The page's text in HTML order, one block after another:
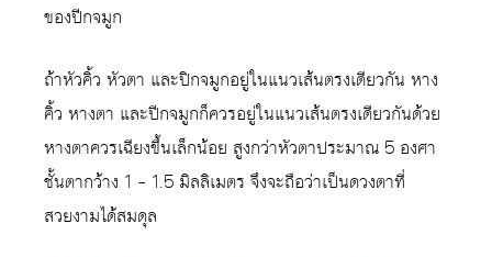
ของปีกจมูก
ถ้าหัวคิ้ว หัวตา และปิกจมูกอยู่ในแนวเส้นตรงเดียวกัน หาง
คิ้ว หางตา และปีกจมูกก็ควรอยู่ในแนวเส้นตรงเดียวกันด้วย
หางตาควรเฉียงขึ้นเล็กน้อย สูงกว่าหัวตาประมาณ 5 องศา
ชั้นตากว้าง 1 – 1.5 มิลลิเมตร จึงจะถือว่าเป็นดวงตาที่
สวยงามได้สมดุล